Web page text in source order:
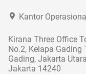
Kantor
Kirana Three Office
No.2, Kelapa Gading
Gading, Jakarta
Jakarta 14240